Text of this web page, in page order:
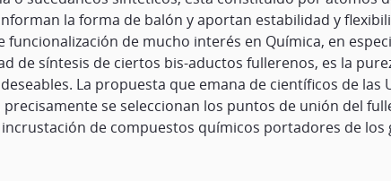
la forma de balón y aportan estabilidad y
de mucho interés en Química, en
de síntesis de ciertos bis-aductos fullerenos, es la
La propuesta que emana de científicos de las
se seleccionan los puntos de unión del
de compuestos químicos portadores de